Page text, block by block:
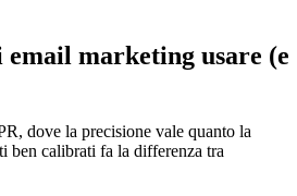
marketing usare (e
dove la precisione vale quanto la
ben calibrati fa la differenza tra